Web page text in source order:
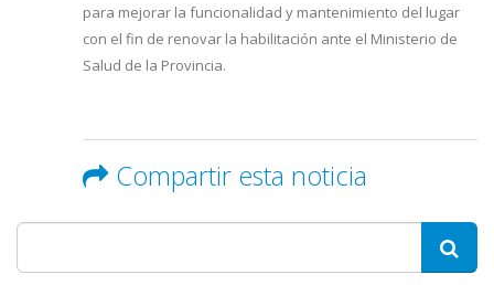
para mejorar la funcionalidad y mantenimiento del lugar
con el fin de renovar la habilitación ante el Ministerio de
Salud de la Provincia.
Compartir esta noticia